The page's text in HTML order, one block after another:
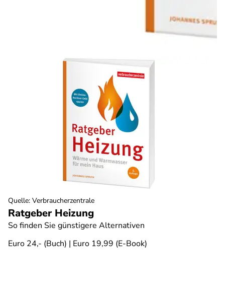
Ratgeber Heizung
So finden Sie günstigere Alternativen
Euro 24,- (Buch) | Euro 19,99 (E-Book)
Quelle: Verbraucherzentrale